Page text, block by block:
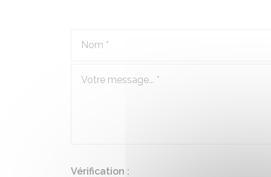
Vérification :